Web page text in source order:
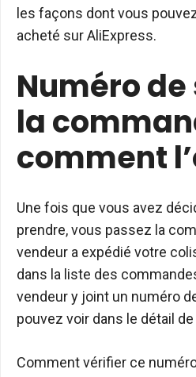
les façons dont vous
acheté sur AliExpress.
Numéro
la
comment
Une fois que vous avez
prendre, vous passez la
vendeur a expédié votre
dans la liste des
vendeur y joint un numéro
pouvez voir dans le détail
Comment vérifier ce